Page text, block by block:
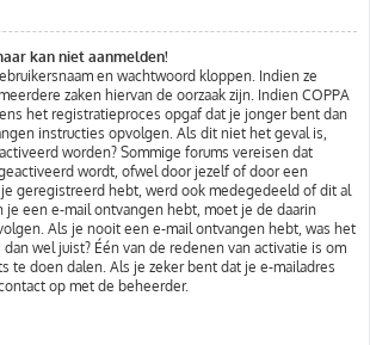
kan niet aanmelden!
en wachtwoord kloppen. Indien ze
zaken hiervan de oorzaak zijn. Indien COPPA
het registratieproces opgaf dat je jonger bent dan
instructies opvolgen. Als dit niet het geval is,
worden? Sommige forums vereisen dat
wordt, ofwel door jezelf of door een
geregistreerd hebt, werd ook medegedeeld of dit al
je een e-mail ontvangen hebt, moet je de daarin
Als je nooit een e-mail ontvangen hebt, was het
wel juist? Één van de redenen van activatie is om
te doen dalen. Als je zeker bent dat je e-mailadres
op met de beheerder.